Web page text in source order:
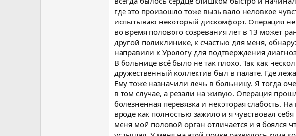
где это произошло тоже вызывало неловкое
испытываю некоторый дискомфорт. Операция
во время полового созревания лет в 13 может
другой поликлинике, к счастью для меня,
направили к Урологу для подтверждения
В больнице всё было не так плохо. Так как
дружественный коллектив был в палате. Где
Ему тоже назначили лечь в больницу. Я тогда
в том случае, а резали на живую. Операция
болезненная перевязка и некоторая слабость.
вроде как полностью зажило и я чувствовал
меня мой половой орган отличается и я боялся